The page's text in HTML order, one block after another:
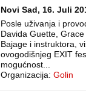
Novi Sad, 16. Juli
Posle uživanja i
Davida Guette,
Bajage i instruktora,
ovogodišnjeg EXIT
mogućnost...
Organizacija: Golin